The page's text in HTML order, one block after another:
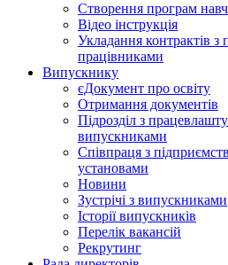
Створення програм
Відео інструкція
Укладання контрактів з
працівниками
Випускнику
єДокумент про освіту
Отримання документів
Підрозділ з
випускниками
Співпраця з
установами
Новини
Зустрічі з випускниками
Історії випускників
Перелік вакансій
Рекрутинг